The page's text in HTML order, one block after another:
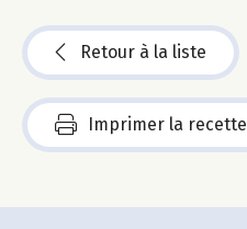
Retour à la liste
Imprimer la recette